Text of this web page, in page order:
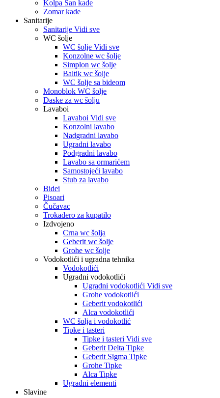
Kolpa San kade
Zomar kade
Sanitarije
Sanitarije Vidi sve
WC šolje
WC šolje Vidi sve
Konzolne wc šolje
Simplon wc šolje
Baltik wc šolje
WC šolje sa bideom
Monoblok WC šolje
Daske za wc šolju
Lavaboi
Lavaboi Vidi sve
Konzolni lavabo
Nadgradni lavabo
Ugradni lavabo
Podgradni lavabo
Lavabo sa ormarićem
Samostojeći lavabo
Stub za lavabo
Bidei
Pisoari
Čučavac
Trokadero za kupatilo
Izdvojeno
Crna wc šolja
Geberit wc šolje
Grohe wc šolje
Vodokotlići i ugradna tehnika
Vodokotlići
Ugradni vodokotlići
Ugradni vodokotlići Vidi sve
Grohe vodokotlići
Geberit vodokotlići
Alca vodokotlići
WC šolja i vodokotlić
Tipke i tasteri
Tipke i tasteri Vidi sve
Geberit Delta Tipke
Geberit Sigma Tipke
Grohe Tipke
Alca Tipke
Ugradni elementi
Slavine